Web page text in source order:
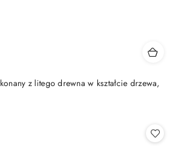
z litego drewna w kształcie drzewa,